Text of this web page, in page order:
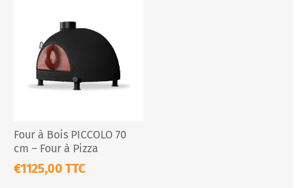
Four à Bois PICCOLO 70
cm – Four à Pizza
Compact Portable
€1125,00 TTC